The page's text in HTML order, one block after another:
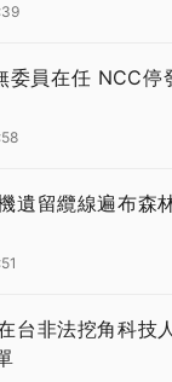
委員在任 NCC停
遺留纜線遍布森
台非法挖角科技